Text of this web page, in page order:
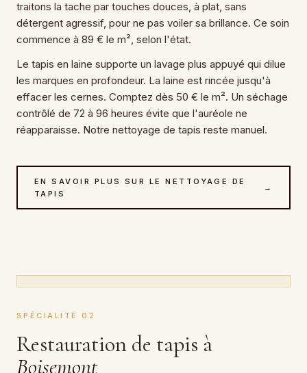
traitons la tache par touches douces, à plat, sans
détergent agressif, pour ne pas voiler sa brillance. Ce soin
commence à 89 € le m², selon l'état.
Le tapis en laine supporte un lavage plus appuyé qui dilue
les marques en profondeur. La laine est rincée jusqu'à
effacer les cernes. Comptez dès 50 € le m². Un séchage
contrôlé de 72 à 96 heures évite que l'auréole ne
réapparaisse. Notre nettoyage de tapis reste manuel.
EN SAVOIR PLUS SUR LE NETTOYAGE DE
TAPIS
→
SPÉCIALITÉ 02
Restauration de tapis à
Boisemont